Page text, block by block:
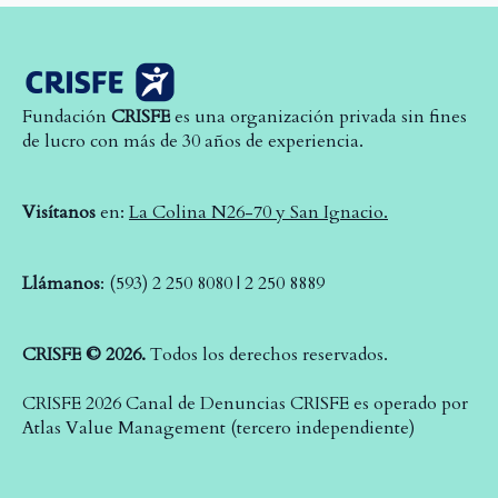
FundaciónCRISFEes una organización privada sin fines
de lucro con más de 30 años de experiencia.
Visítanosen: La Colina N26-70 y San Ignacio.
Llámanos: (593) 2 250 8080 | 2 250 8889
CRISFE © 2026.Todos los derechos reservados.
CRISFE 2026 Canal de Denuncias CRISFE es operado por
Atlas Value Management (tercero independiente)